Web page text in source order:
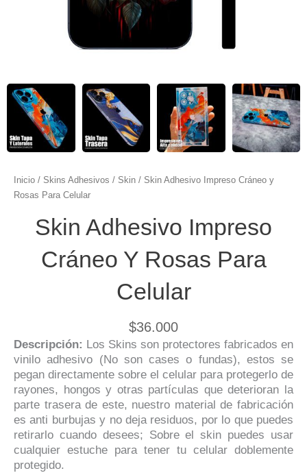
Inicio / Skins Adhesivos / Skin / Skin Adhesivo Impreso Cráneo y
Rosas Para Celular
Skin Adhesivo Impreso
Cráneo Y Rosas Para
Celular
$36.000
Descripción: Los Skins son protectores fabricados en
vinilo adhesivo (No son cases o fundas), estos se
pegan directamente sobre el celular para protegerlo de
rayones, hongos y otras partículas que deterioran la
parte trasera de este, nuestro material de fabricación
es anti burbujas y no deja residuos, por lo que puedes
retirarlo cuando desees; Sobre el skin puedes usar
cualquier estuche para tener tu celular doblemente
protegido.